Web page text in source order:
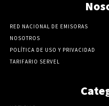
RED NACIONAL DE EMISORAS
NOSOTROS
POLÍTICA DE USO Y PRIVACIDAD
TARIFARIO SERVEL